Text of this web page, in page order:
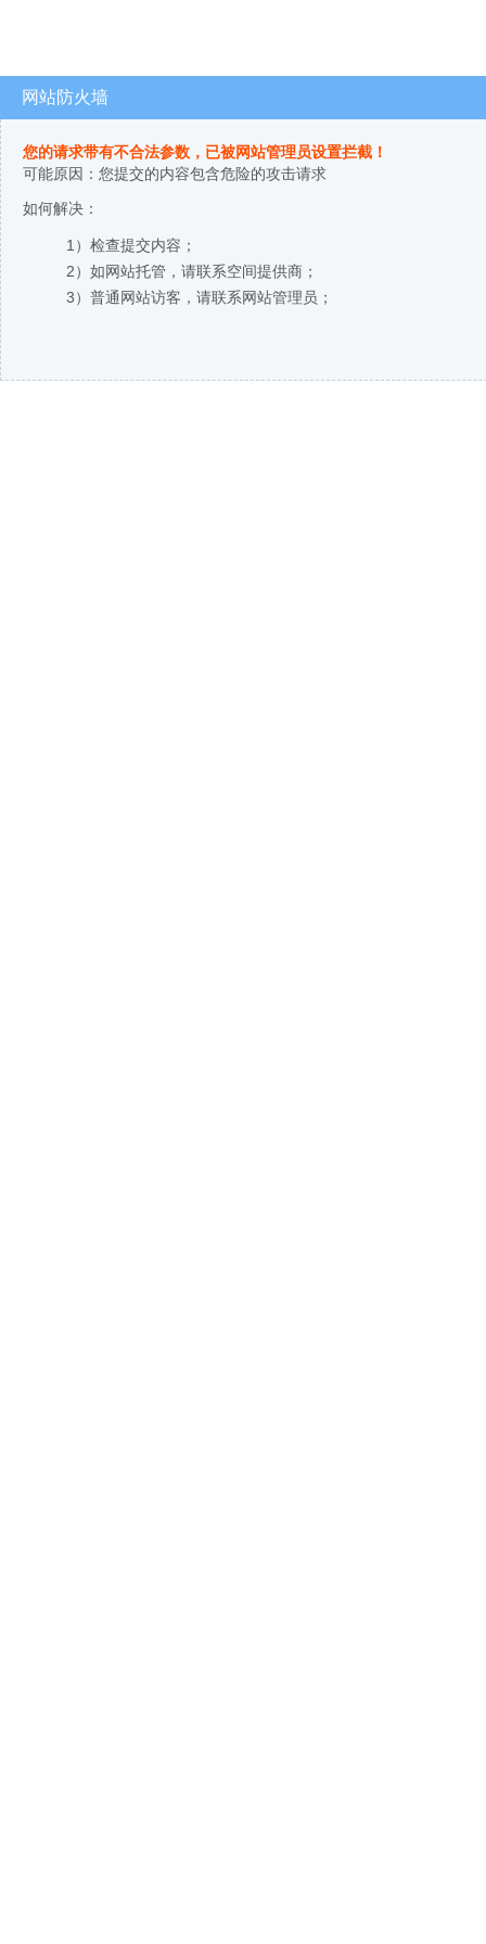
网站防火墙
您的请求带有不合法参数，已被网站管理员设置拦截！
可能原因：您提交的内容包含危险的攻击请求
如何解决：
1）检查提交内容；
2）如网站托管，请联系空间提供商；
3）普通网站访客，请联系网站管理员；